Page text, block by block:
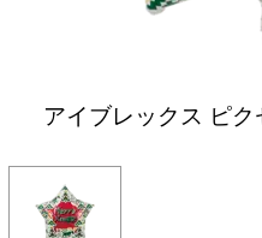
アイブレックス ピ